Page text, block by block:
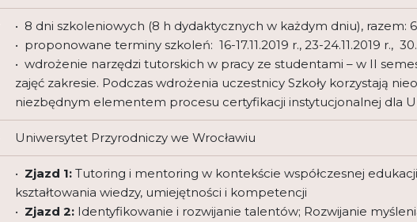
• 8 dni szkoleniowych (8 h dydaktycznych w każdym dniu), razem:
• proponowane terminy szkoleń: 16-17.11.2019 r., 23-24.11.2019 r.,
• wdrożenie narzędzi tutorskich w pracy ze studentami – w II
zajęć zakresie. Podczas wdrożenia uczestnicy Szkoły korzystają
niezbędnym elementem procesu certyfikacji instytucjonalnej dla
Uniwersytet Przyrodniczy we Wrocławiu
• Zjazd 1: Tutoring i mentoring w kontekście współczesnej
kształtowania wiedzy, umiejętności i kompetencji
• Zjazd 2: Identyfikowanie i rozwijanie talentów; Rozwijanie